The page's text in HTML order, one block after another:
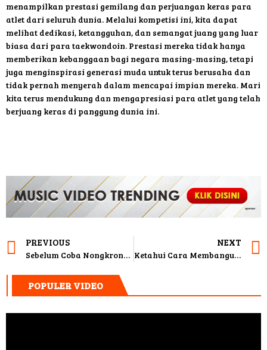
menampilkan prestasi gemilang dan perjuangan keras para
atlet dari seluruh dunia. Melalui kompetisi ini, kita dapat
melihat dedikasi, ketangguhan, dan semangat juang yang luar
biasa dari para taekwondoin. Prestasi mereka tidak hanya
memberikan kebanggaan bagi negara masing-masing, tetapi
juga menginspirasi generasi muda untuk terus berusaha dan
tidak pernah menyerah dalam mencapai impian mereka. Mari
kita terus mendukung dan mengapresiasi para atlet yang telah
berjuang keras di panggung dunia ini.
PREVIOUS
Sebelum Coba Nongkrong di Angkringan, Kamu Harus Tahu Makanan yang Sering jadi Menu di Sana
NEXT
Ketahui Cara Membangun Bisnis dengan Passion
POPULER VIDEO